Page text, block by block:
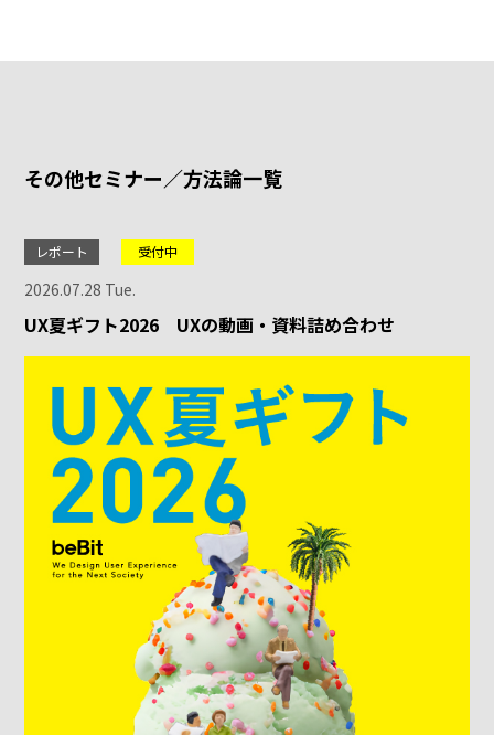
その他セミナー／方法論一覧
レポート 受付中
2026.07.28 Tue.
UX夏ギフト2026 UXの動画・資料詰め合わせ